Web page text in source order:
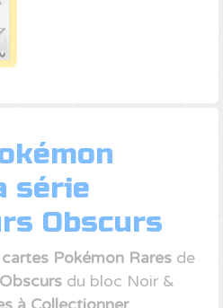
série
Obscurs
cartes Pokémon Rares de
du bloc Noir &